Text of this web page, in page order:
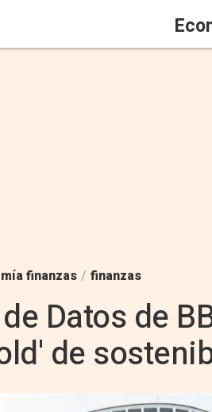
finanzas / finanzas
Datos de
de